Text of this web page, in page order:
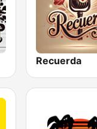
Recuerda